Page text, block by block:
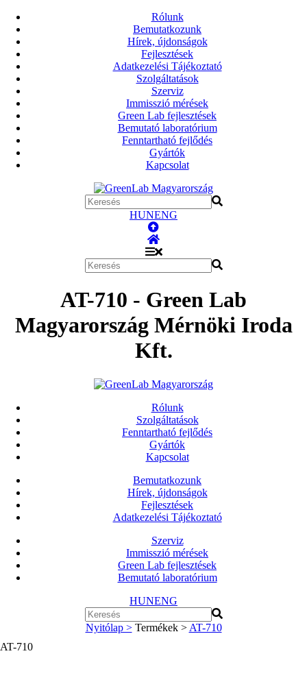
Rólunk
Bemutatkozunk
Hírek, újdonságok
Fejlesztések
Adatkezelési Tájékoztató
Szolgáltatások
Szerviz
Immisszió mérések
Green Lab fejlesztések
Bemutató laboratórium
Fenntartható fejlődés
Gyártók
Kapcsolat
HUNENG
AT-710 - Green Lab
Magyarország Mérnöki Iroda
Kft.
Rólunk
Szolgáltatások
Fenntartható fejlődés
Gyártók
Kapcsolat
Bemutatkozunk
Hírek, újdonságok
Fejlesztések
Adatkezelési Tájékoztató
Szerviz
Immisszió mérések
Green Lab fejlesztések
Bemutató laboratórium
HUNENG
Nyitólap > Termékek > AT-710
AT-710